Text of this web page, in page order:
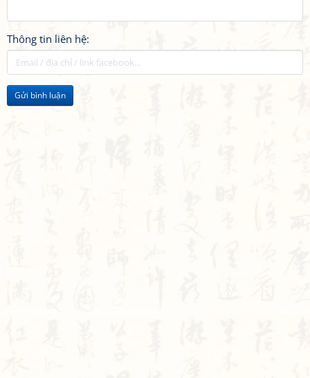
Thông tin liên hệ:
Gửi bình luận